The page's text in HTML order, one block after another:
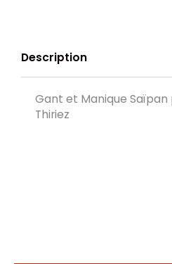
Description
Gant et Manique Saïpan
Thiriez